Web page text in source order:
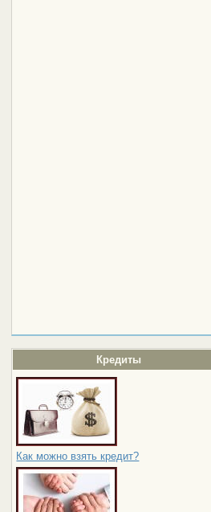
Кредиты
Как можно взять кредит?